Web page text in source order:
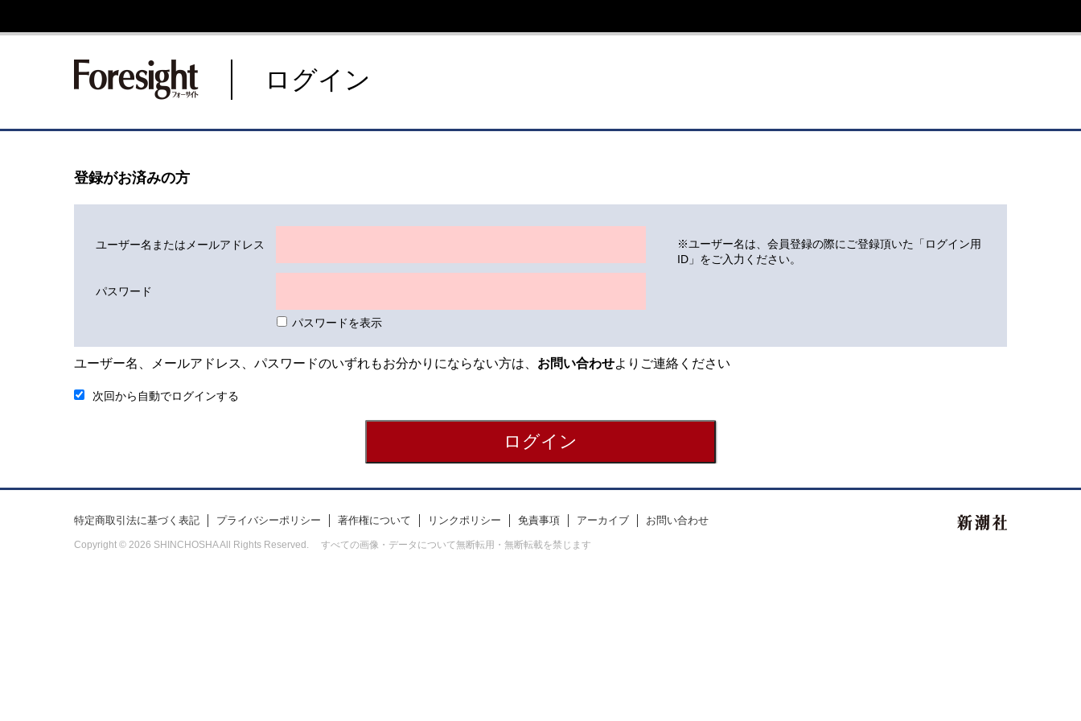
新潮社 Foresight フォーサイト
ログイン
登録がお済みの方
ユーザー名またはメールアドレス
パスワード
パスワードを表示
※ユーザー名は、会員登録の際にご登録頂いた「ログイン用
ID」をご入力ください。
ユーザー名、メールアドレス、パスワードのいずれもお分かりにならない方は、 お問い合わせよりご連絡ください
次回から自動でログインする
特定商取引法に基づく表記 プライバシーポリシー 著作権について リンクポリシー 免責事項 アーカイブ お問い合わせ
Copyright © 2026 SHINCHOSHA All Rights Reserved. すべての画像・データについて無断転用・無断転載を禁じます